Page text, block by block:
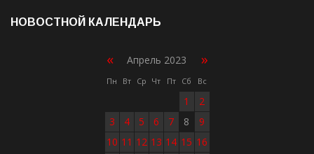
НОВОСТНОЙ КАЛЕНДАРЬ
« Апрель 2023 »
Пн Вт Ср Чт Пт Сб Вс
1
2
3
4 5 6 7 8
9
10 11 12 13 14 15 16